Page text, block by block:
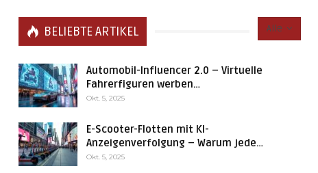
Alle
BELIEBTE ARTIKEL
Automobil-Influencer 2.0 – Virtuelle
Fahrerfiguren werben…
Okt. 5, 2025
E-Scooter-Flotten mit KI-
Anzeigenverfolgung – Warum jede…
Okt. 5, 2025